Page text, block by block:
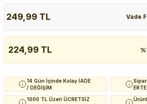
249,99 TL Vade
224,99 TL
14 Gün İçinde Kolay İADE
/ DEĞİŞİM
1000 TL Üzeri ÜCRETSİZ